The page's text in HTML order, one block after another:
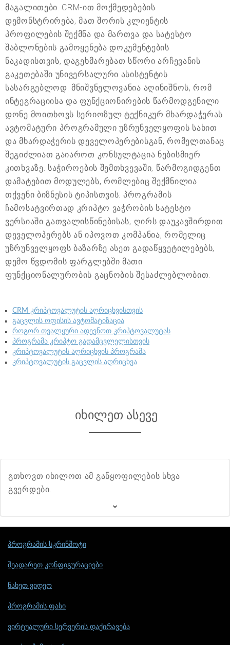
მაგალითები. CRM-ით მოქმედებების
დემონსტრირება, მათ შორის კლიენტის
პროფილების შექმნა და მართვა და სატესტო
შაბლონების გამოყენება დოკუმენტების
ნაკადისთვის, დაგეხმარებათ სწორი არჩევანის
გაკეთებაში უნივერსალური ასისტენტის
სასარგებლოდ. მნიშვნელოვანია აღინიშნოს, რომ
ინტეგრაციისა და ფუნქციონირების წარმოდგენილი
დონე მოითხოვს სერიოზულ ტექნიკურ მხარდაჭერას
ავტომატური პროგრამული უზრუნველყოფის სახით
და მხარდაჭერის დეველოპერებისგან, რომელთანაც
შეგიძლიათ გაიაროთ კონსულტაცია ნებისმიერ
კითხვაზე. საჭიროების შემთხვევაში, წარმოგიდგენთ
დამატებით მოდულებს, რომლებიც შექმნილია
თქვენი ბიზნესის ტიპისთვის. პროგრამის
ჩამოსატვირთად კრიპტო ვაჭრობის სატესტო
ვერსიაში გათვალისწინებისას, ღირს დაუკავშირდით
დეველოპერებს ან იპოვოთ კომპანია, რომელიც
უზრუნველყოფს ბაზარზე ასეთ გადაწყვეტილებებს,
დემო წვდომის ფარგლებში მათი
ფუნქციონალურობის გაცნობის შესაძლებლობით.
CRM კრიპტოვალუტის აღრიცხვისთვის
გაცვლის ოფისის ავტომატიზაცია
როგორ თვალყური ადევნოთ კრიპტოვალუტას
პროგრამა კრიპტო გადამცვლელისთვის
კრიპტოვალუტის აღრიცხვის პროგრამა
კრიპტოვალუტის გაცვლის აღრიცხვა
იხილეთ ასევე
გთხოვთ იხილოთ ამ განყოფილების სხვა
გვერდები.
პროგრამის სკრინშოტი
შეადარეთ კონფიგურაციები
ნახეთ ვიდეო
პროგრამის ფასი
ვირტუალური სერვერის დაქირავება